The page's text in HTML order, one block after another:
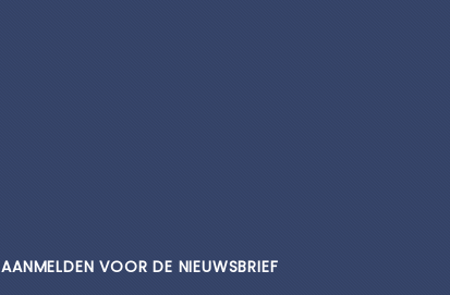
AANMELDEN VOOR DE NIEUWSBRIEF